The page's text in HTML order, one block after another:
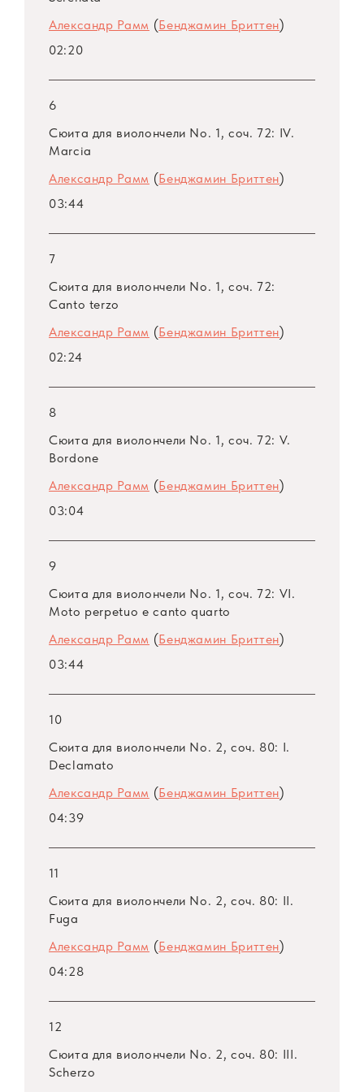
школы вдохновило многих композиторов,
оно вызвало к жизни и одну из ярчайших
творческих страниц гениального
британского композитора.
Виолончельные сюиты Бенджамина Бриттена
звучат в исполнении Александра Рамма.
Выпускник Московской консерватории по
престижнейших международных состязаний
(включая приз женевского фонда «Neva
Foundation» 2011 г. и серебряную медаль XV
Международного конкурса имени П.И.
Чайковского в 2015 г.) А. Рамм завоевал
яркую артистическую виртуозность с
глубиной постижения исполняемой музыки.
Первым из российских музыкантов после М.
Ростроповича, Александр Рамм обратился к
записал их.
жизнь», 10.10.2018
СМЫЧОК СО «СВЯТЫМИ»
Виолончелист Александр Рамм, лауреат
консерватории — презентацию своего
нового сольного диска, выпущенного
фирмой «Мелодия». Хотя тридцатилетний
музыкант уже известен ценителям, концерт
прошел без аншлага: можно винить в этом
узкому кругу любителей сложной камерной
музыки ХХ века.
Александр Рамм (Бенджамин Бриттен)
02:20
6
Сюита для виолончели No. 1, соч. 72: IV.
Marcia
Александр Рамм (Бенджамин Бриттен)
03:44
7
Сюита для виолончели No. 1, соч. 72:
Canto terzo
Александр Рамм (Бенджамин Бриттен)
02:24
8
Сюита для виолончели No. 1, соч. 72: V.
Bordone
Александр Рамм (Бенджамин Бриттен)
03:04
9
Сюита для виолончели No. 1, соч. 72: VI.
Moto perpetuo e canto quarto
Александр Рамм (Бенджамин Бриттен)
03:44
10
Сюита для виолончели No. 2, соч. 80: I.
Declamato
Александр Рамм (Бенджамин Бриттен)
04:39
11
Сюита для виолончели No. 2, соч. 80: II.
Fuga
Александр Рамм (Бенджамин Бриттен)
04:28
12
Сюита для виолончели No. 2, соч. 80: III.
Scherzo